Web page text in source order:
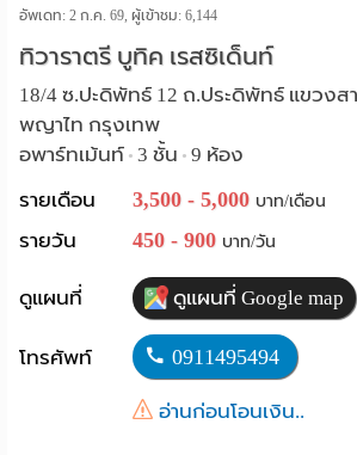
ฟรี
Language
English
อัพเดท: 2 ก.ค. 69, ผู้เข้าชม:6,144
ทิวาราตรี บูทิค เรสซิเด็นท์
18/4 ซ.ปะดิพัทธ์ 12 ถ.ประดิพัทธ์ แขวงส
พญาไท กรุงเทพ
อพาร์ทเม้นท์ • 3 ชั้น • 9 ห้อง
รายเดือน
3,500 - 5,000 บาท/เดือน
รายวัน 450 - 900 บาท/วัน
ดูแผนที่ ดูแผนที่ Google map
โทรศัพท์ 0911495494
อ่านก่อนโอนเงิน..